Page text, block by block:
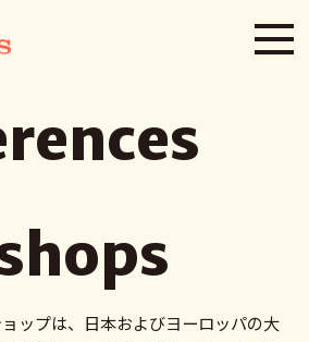
ップは、日本およびヨーロッパの大